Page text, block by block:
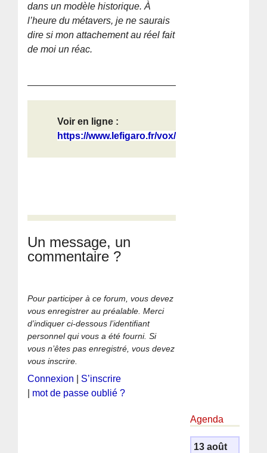
dans un modèle historique. À
l’heure du métavers, je ne saurais
dire si mon attachement au réel fait
de moi un réac.
Voir en ligne :
https://www.lefigaro.fr/vox/monde/e...
Un message, un
commentaire ?
Pour participer à ce forum, vous devez
vous enregistrer au préalable. Merci
d’indiquer ci-dessous l’identifiant
personnel qui vous a été fourni. Si
vous n’êtes pas enregistré, vous devez
vous inscrire.
Connexion
S’inscrire
mot de passe oublié ?
Agenda
13 août